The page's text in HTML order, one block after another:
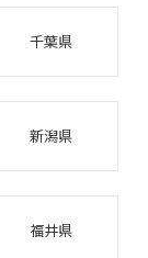
千葉県
新潟県
福井県